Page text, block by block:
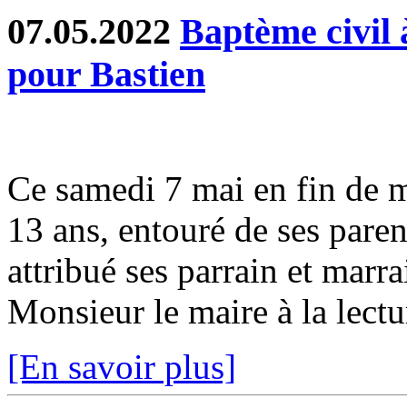
07.05.2022 Baptème civil
pour Bastien
Ce samedi 7 mai en fin de
13 ans, entouré de ses
attribué ses parrain et
Monsieur le maire à la
[En savoir plus]